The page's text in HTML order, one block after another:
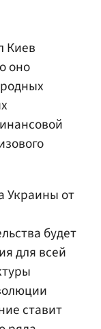
Киев
оно
Украины от
будет
для всей
ставит